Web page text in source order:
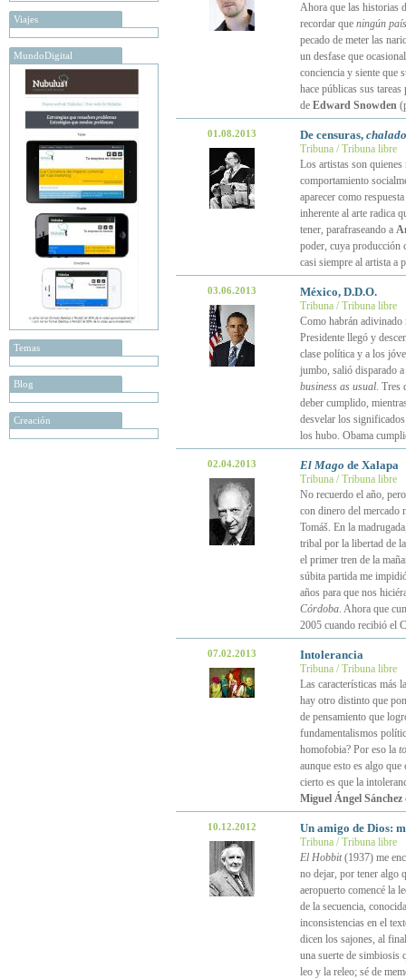
Viajes
MundoDigital
Temas
Blog
Creación
Ahora que las historias
recordar que ningún
pecado de meter las
un desfase que
conciencia y siente que
hace públicas sus
de Edward Snowden
01.08.2013 De censuras,
Tribuna / Tribuna libre
Los artistas son
comportamiento
aparecer como
inherente al arte radica
tener, parafraseando a
poder, cuya producción
casi siempre al artista a
03.06.2013 México, D.D.O.
Tribuna / Tribuna libre
Como habrán
Presidente llegó y
clase política y a los
jumbo, salió disparado
business as usual. Tres
deber cumplido,
desvelar los
los hubo. Obama
02.04.2013 El Mago de Xalapa
Tribuna / Tribuna libre
No recuerdo el año,
con dinero del mercado
Tomáš. En la
tribal por la libertad de
el primer tren de la
súbita partida me
años para que nos
Córdoba. Ahora que
2005 cuando recibió el
07.02.2013 Intolerancia
Tribuna / Tribuna libre
Las características más
hay otro distinto que
de pensamiento que
fundamentalismos
homofobia? Por eso la
aunque esto es algo
cierto es que la
Miguel Ángel Sánchez
10.12.2012 Un amigo de Dios:
Tribuna / Tribuna libre
El Hobbit(1937) me
no dejar, por tener algo
aeropuerto comencé la
de la secuencia,
inconsistencias en el
dicen los sajones, al
una suerte de simbiosis
leo y la releo; sé de